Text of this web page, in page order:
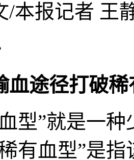
报记者 王静
血途径打破
”就是一种
有血型”是